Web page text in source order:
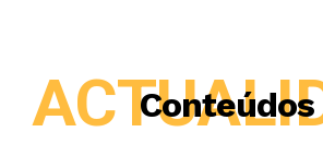
Conteúdos